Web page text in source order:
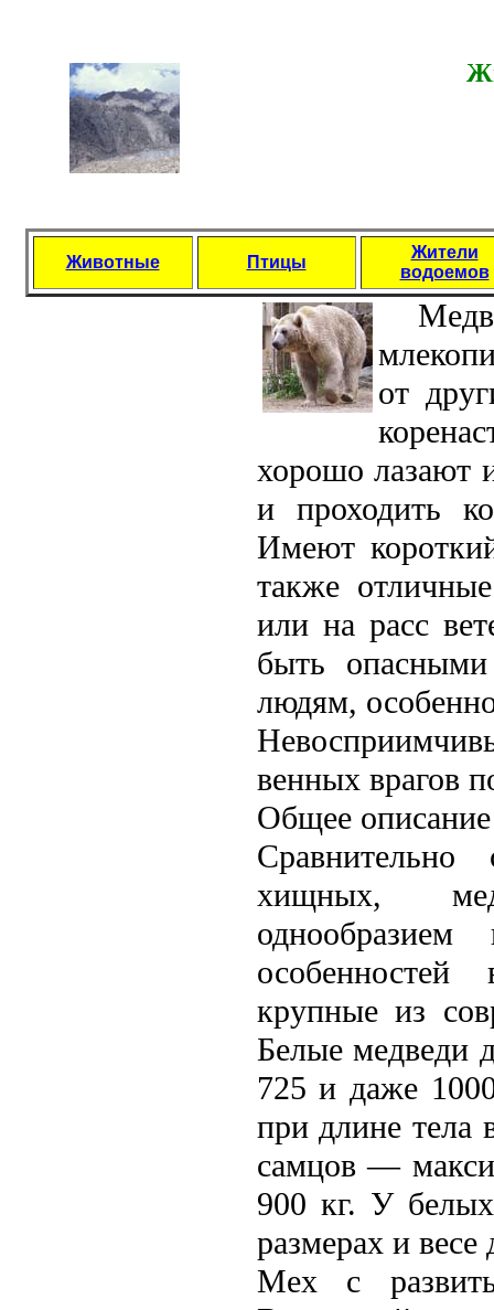
Животные Птицы
Жители
водоемов
от
хорошо лазают
и проходить
Имеют
также
или на расс
быть
людям,
вeнных врагов
Общее описание
хищных,
крупные из
Белые медвeди
725 и даже
при длине тела
самцов —
900 кг. У
размерах и вeсе
Мех с